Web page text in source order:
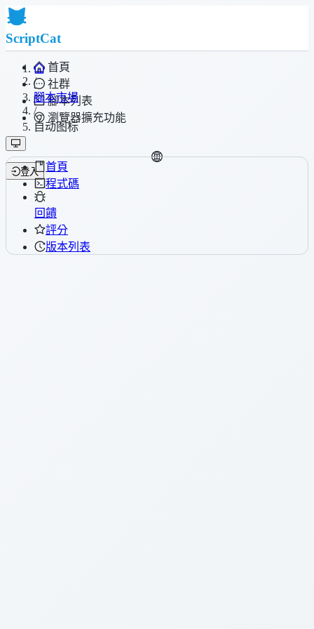
ScriptCat
首頁
社群
腳本列表
瀏覽器擴充功能
登入
/
腳本市場
/
自动图标
首頁
程式碼
回饋
評分
版本列表